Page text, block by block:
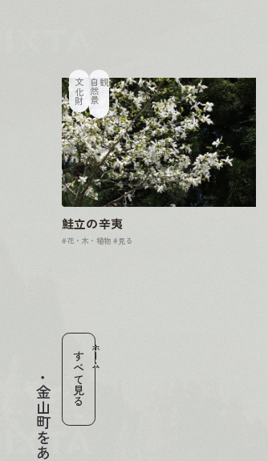
鮭立の辛夷
文化財 自
然
景観
#花・木・植物 #見る
すべて見る ホーム